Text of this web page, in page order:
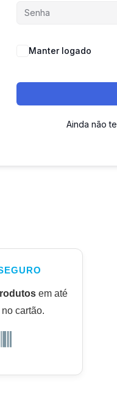
Manter logado
Ainda não
em até
no cartão.